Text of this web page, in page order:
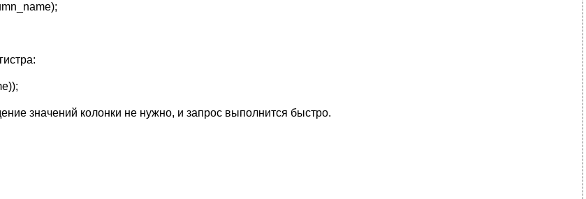
значений колонки не нужно, и запрос выполнится быстро.